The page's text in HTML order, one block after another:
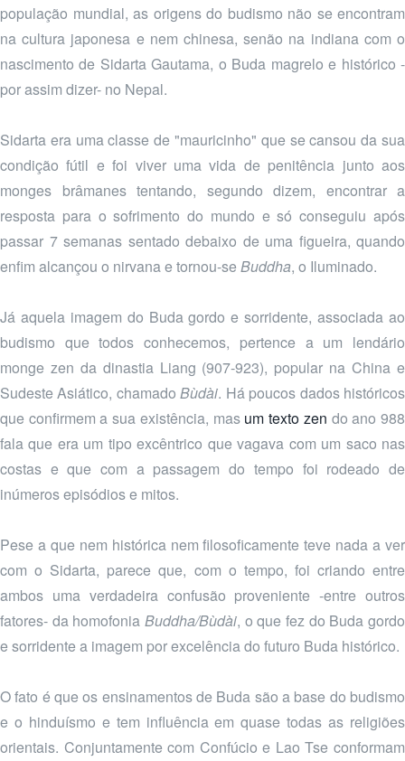
população mundial, as origens do budismo não se encontram
na cultura japonesa e nem chinesa, senão na indiana com o
nascimento de Sidarta Gautama, o Buda magrelo e histórico -
por assim dizer- no Nepal.
Sidarta era uma classe de "mauricinho" que se cansou da sua
condição fútil e foi viver uma vida de penitência junto aos
monges brâmanes tentando, segundo dizem, encontrar a
resposta para o sofrimento do mundo e só conseguiu após
passar 7 semanas sentado debaixo de uma figueira, quando
enfim alcançou o nirvana e tornou-se Buddha, o Iluminado.
Já aquela imagem do Buda gordo e sorridente, associada ao
budismo que todos conhecemos, pertence a um lendário
monge zen da dinastia Liang (907-923), popular na China e
Sudeste Asiático, chamadoBùdài. Há poucos dados históricos
que confirmem a sua existência, mas um texto zen do ano 988
fala que era um tipo excêntrico que vagava com um saco nas
costas e que com a passagem do tempo foi rodeado de
inúmeros episódios e mitos.
Pese a que nem histórica nem filosoficamente teve nada a ver
com o Sidarta, parece que, com o tempo, foi criando entre
ambos uma verdadeira confusão proveniente -entre outros
fatores- da homofonia Buddha/Bùdài, o que fez do Buda gordo
e sorridente a imagem por excelência do futuro Buda histórico.
O fato é que os ensinamentos de Buda são a base do budismo
e o hinduísmo e tem influência em quase todas as religiões
orientais. Conjuntamente com Confúcio e Lao Tse conformam